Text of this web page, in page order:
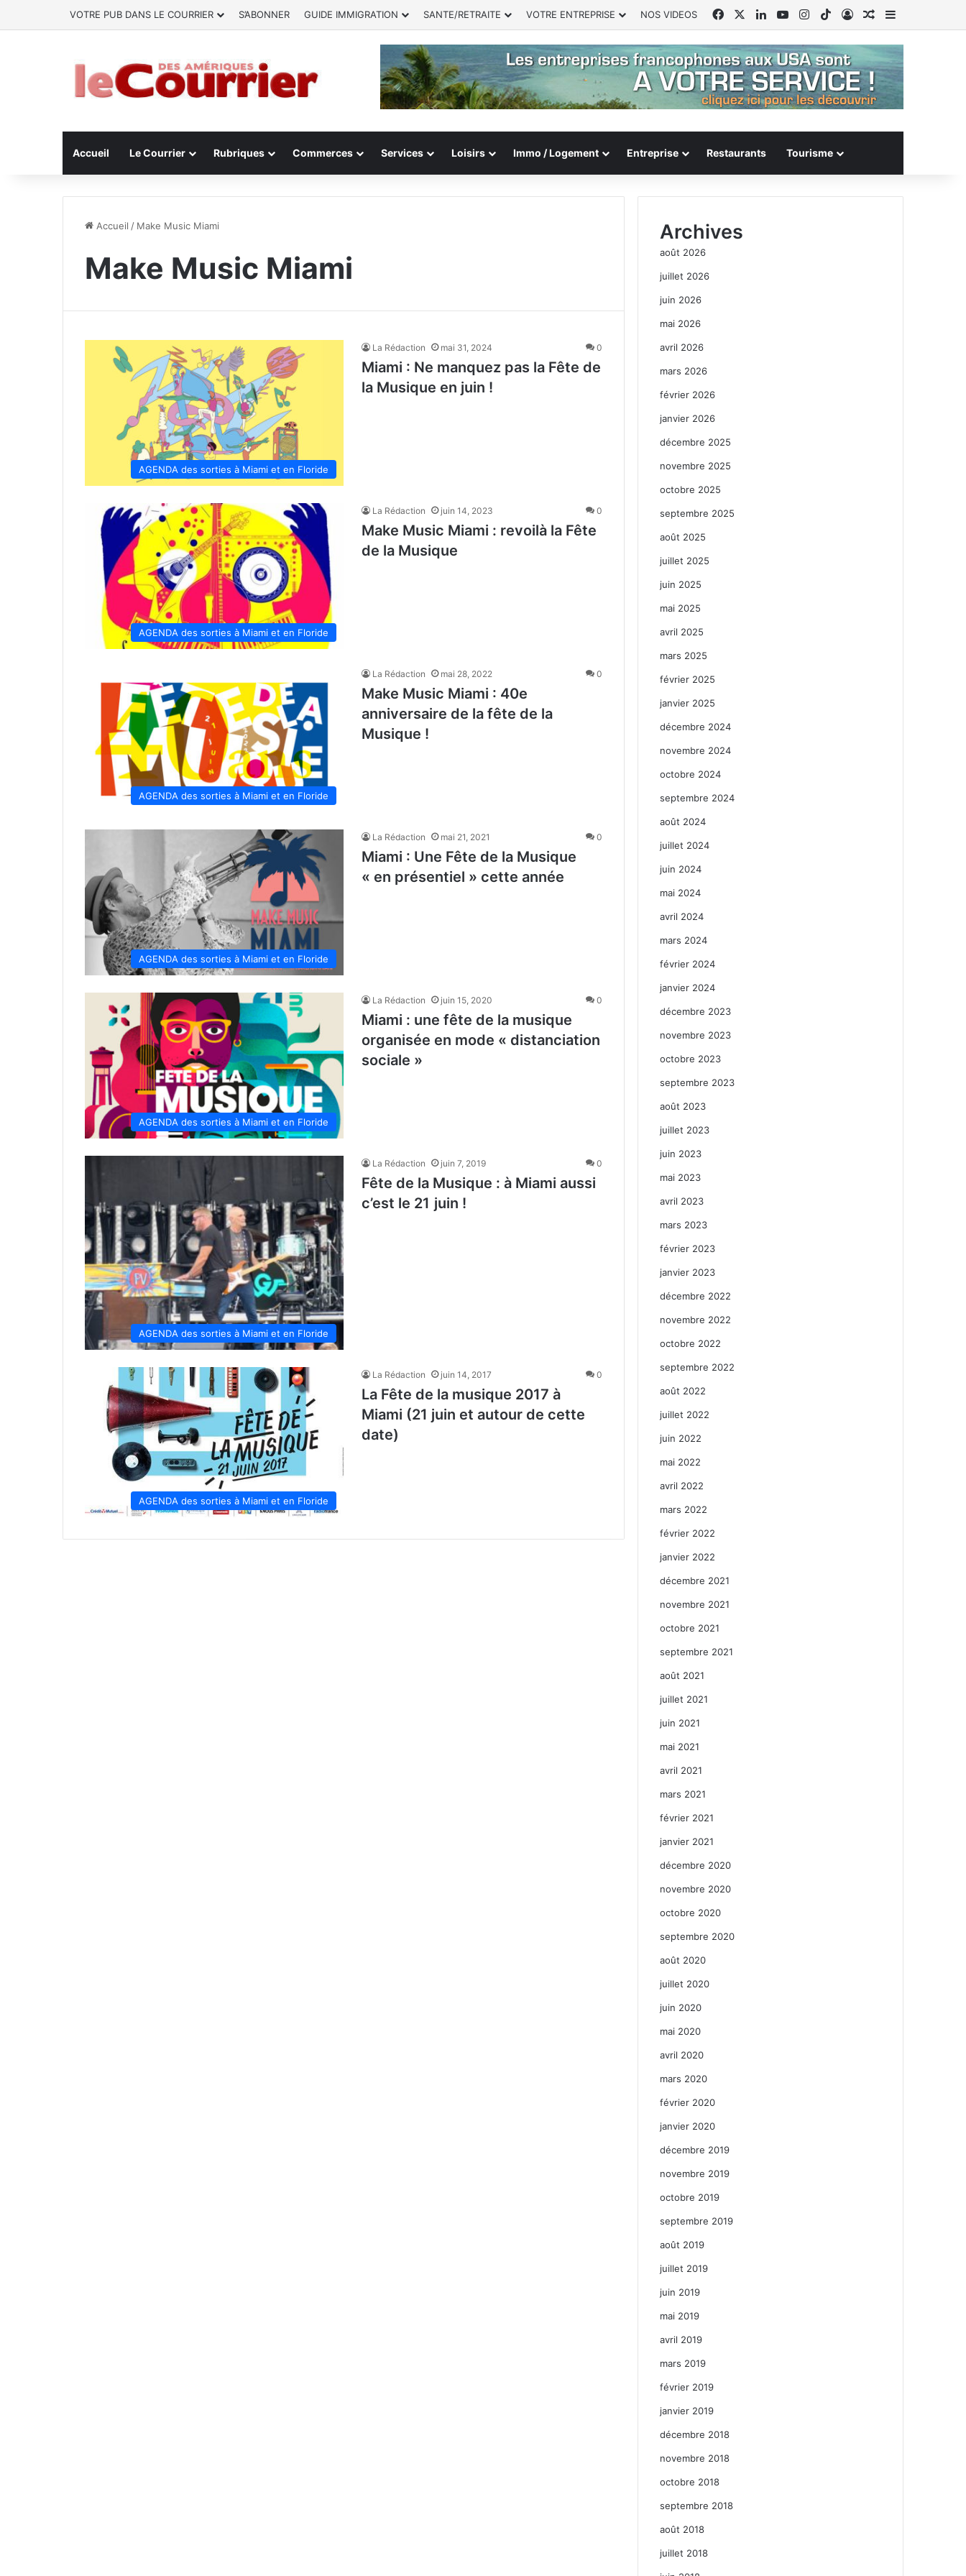
VOTRE PUB DANS LE COURRIER S’ABONNER GUIDE IMMIGRATION SANTE/RETRAITE VOTRE ENTREPRISE NOS VIDEOS FacebookLinkedinYouTubeInstagram
TikTokConnexion
Article Aléatoire
Sidebar
Accueil Le Courrier Rubriques Commerces Services Loisirs Immo / Logement Entreprise Restaurants Tourisme
Accueil / Make Music Miami
Make Music Miami
AGENDA des sorties à Miami et en Floride
La Rédaction mai 31, 2024 0
Miami : Ne manquez pas la Fête de
la Musique en juin !
AGENDA des sorties à Miami et en Floride
La Rédaction juin 14, 2023 0
Make Music Miami : revoilà la Fête
de la Musique
AGENDA des sorties à Miami et en Floride
La Rédaction mai 28, 2022 0
Make Music Miami : 40e
anniversaire de la fête de la
Musique !
AGENDA des sorties à Miami et en Floride
La Rédaction mai 21, 2021 0
Miami : Une Fête de la Musique
« en présentiel » cette année
AGENDA des sorties à Miami et en Floride
La Rédaction juin 15, 2020 0
Miami : une fête de la musique
organisée en mode « distanciation
sociale »
AGENDA des sorties à Miami et en Floride
La Rédaction juin 7, 2019 0
Fête de la Musique : à Miami aussi
c’est le 21 juin !
AGENDA des sorties à Miami et en Floride
La Rédaction juin 14, 2017 0
La Fête de la musique 2017 à
Miami (21 juin et autour de cette
date)
Archives
août 2026
juillet 2026
juin 2026
mai 2026
avril 2026
mars 2026
février 2026
janvier 2026
décembre 2025
novembre 2025
octobre 2025
septembre 2025
août 2025
juillet 2025
juin 2025
mai 2025
avril 2025
mars 2025
février 2025
janvier 2025
décembre 2024
novembre 2024
octobre 2024
septembre 2024
août 2024
juillet 2024
juin 2024
mai 2024
avril 2024
mars 2024
février 2024
janvier 2024
décembre 2023
novembre 2023
octobre 2023
septembre 2023
août 2023
juillet 2023
juin 2023
mai 2023
avril 2023
mars 2023
février 2023
janvier 2023
décembre 2022
novembre 2022
octobre 2022
septembre 2022
août 2022
juillet 2022
juin 2022
mai 2022
avril 2022
mars 2022
février 2022
janvier 2022
décembre 2021
novembre 2021
octobre 2021
septembre 2021
août 2021
juillet 2021
juin 2021
mai 2021
avril 2021
mars 2021
février 2021
janvier 2021
décembre 2020
novembre 2020
octobre 2020
septembre 2020
août 2020
juillet 2020
juin 2020
mai 2020
avril 2020
mars 2020
février 2020
janvier 2020
décembre 2019
novembre 2019
octobre 2019
septembre 2019
août 2019
juillet 2019
juin 2019
mai 2019
avril 2019
mars 2019
février 2019
janvier 2019
décembre 2018
novembre 2018
octobre 2018
septembre 2018
août 2018
juillet 2018